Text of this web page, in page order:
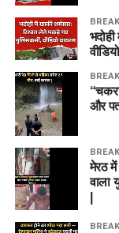
और
मेरठ
वाला